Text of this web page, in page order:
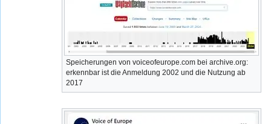
Speicherungen von voiceofeurope.com bei archive.org:
erkennbar ist die Anmeldung 2002 und die Nutzung ab
2017